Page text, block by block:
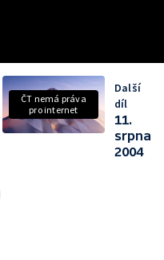
ČT nemá práva
pro internet
Další
díl
11.
srpna
2004